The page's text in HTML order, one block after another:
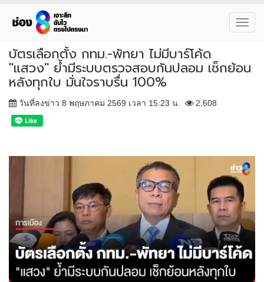
บัตรเลือกตั้ง กทม.-พัทยา ไม่มีบาร์โค้ด
"แสวง" ย้ำมีระบบตรวจสอบกันปลอม เช็กย้อน
หลังทุกใบ มั่นใจราบรื่น 100%
วันที่ลงข่าว 8 พฤษภาคม 2569 เวลา 15:23 น. 2,608